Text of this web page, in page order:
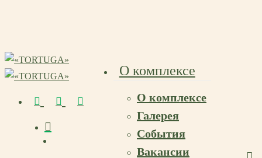
content
vk telegram
email
О комплексе
О комплексе
Галерея
События
Вакансии